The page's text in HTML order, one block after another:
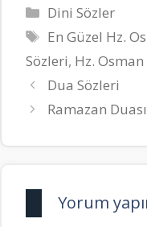
Kategoriler
Dini Sözler
Etiketler
En Güzel Hz.
Sözleri, Hz.
Dua Sözleri
Ramazan Duası
Yorum